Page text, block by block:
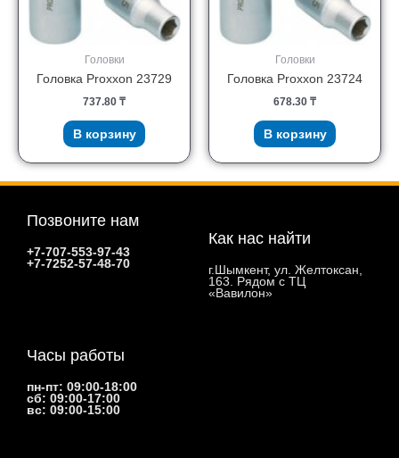
Головки
Головка Proxxon 23729
737.80 ₸
В корзину
Головки
Головка Proxxon 23724
678.30 ₸
В корзину
Позвоните нам
+7-707-553-97-43
+7-7252-57-48-70
Как нас найти
г.Шымкент, ул. Желтоксан,
163. Рядом с ТЦ
«Вавилон»
Часы работы
пн-пт: 09:00-18:00
сб: 09:00-17:00
вс: 09:00-15:00